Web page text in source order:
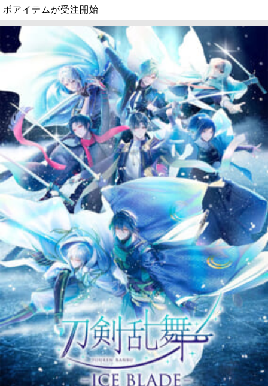
ボアイテムが受注開始